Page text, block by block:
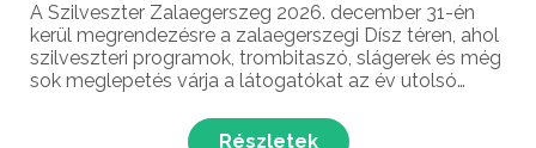
A Szilveszter Zalaegerszeg 2026. december 31-én
kerül megrendezésre a zalaegerszegi Dísz téren, ahol
szilveszteri programok, trombitaszó, slágerek és még
sok meglepetés várja a látogatókat az év utolsó
Részletek